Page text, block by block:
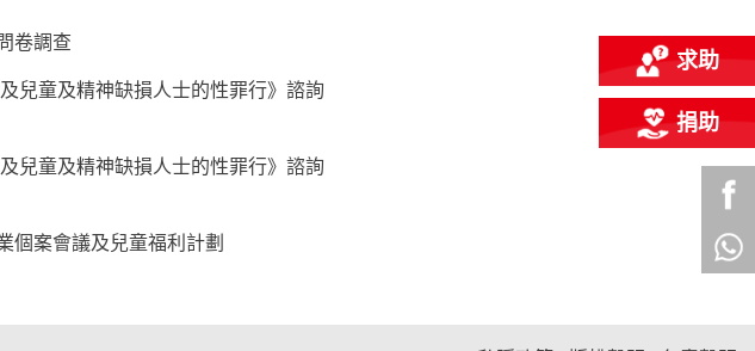
卷調查
兒童及精神缺損人士的性罪行》諮詢
兒童及精神缺損人士的性罪行》諮詢
個案會議及兒童福利計劃
求助
捐助